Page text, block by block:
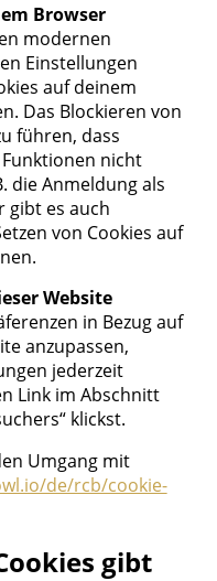
Browser
modernen
Einstellungen
auf deinem
Das Blockieren von
führen, dass
nicht
die Anmeldung als
gibt es auch
von Cookies auf
Website
in Bezug auf
anzupassen,
jederzeit
Link im Abschnitt
klickst.
Umgang mit
de/rcb/cookie-
gibt